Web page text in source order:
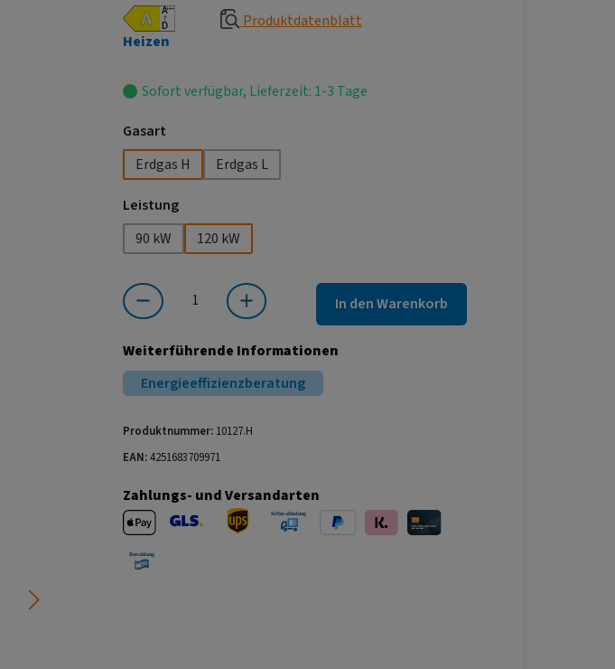
Heizen
Produktdatenblatt
Sofort verfügbar, Lieferzeit: 1-3 Tage
Gasart
Erdgas H
Erdgas L
Leistungauswählen
90 kW
120 kW
Produkt Anzahl: Gib den gewünschten Wert ein oder benutze die Schaltflächen um die
In den Warenkorb
Weiterführende Informationen
Energieeffizienzberatung
Produktnummer: 10127.H
EAN:4251683709971
Zahlungs- und Versandarten